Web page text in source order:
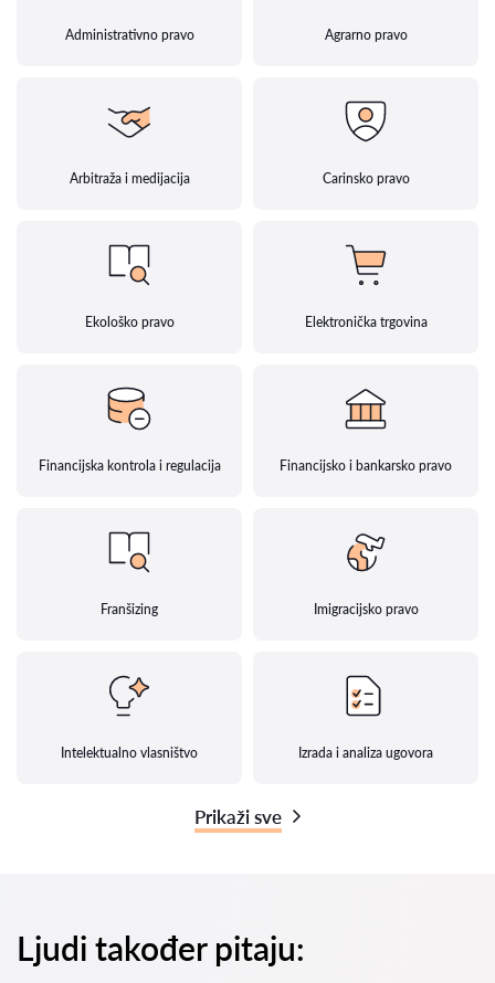
Administrativno pravo Agrarno pravo
Arbitraža i medijacija Carinsko pravo
Ekološko pravo Elektronička trgovina
Financijska kontrola i regulacija Financijsko i bankarsko pravo
Franšizing Imigracijsko pravo
Intelektualno vlasništvo Izrada i analiza ugovora
Prikaži sve
Ljudi također pitaju: